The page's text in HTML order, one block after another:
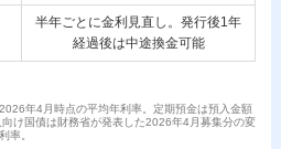
半年ごとに金利見直し。発行後1年
経過後は中途換金可能
年4月時点の平均年利率。定期預金は預入金額
け国債は財務省が発表した2026年4月募集分の変
率。